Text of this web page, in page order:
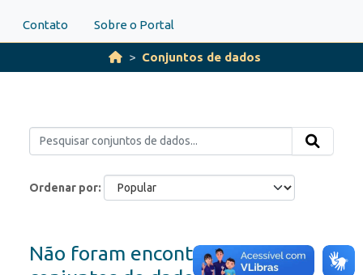
Contato Sobre o Portal
Conjuntos de dados
Ordenar por
Não foram encontrados